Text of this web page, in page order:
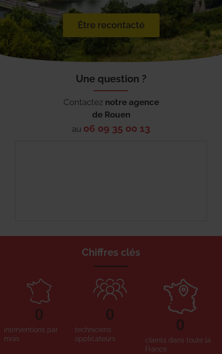
Être recontacté
Une question ?
Contactez notre agence
de Rouen
au 06 09 35 00 13
Chiffres clés
interventions par
mois
0
techniciens
applicateurs
0
clients dans toute la
France
0